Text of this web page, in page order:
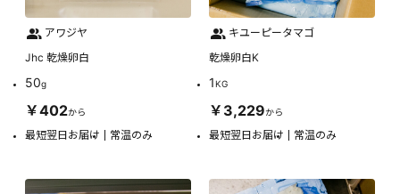
アワジヤ
Jhc 乾燥卵白
50g
￥402から
最短翌日お届け 常温のみ
キユーピータマゴ
乾燥卵白K
1KG
￥3,229から
最短翌日お届け 常温のみ